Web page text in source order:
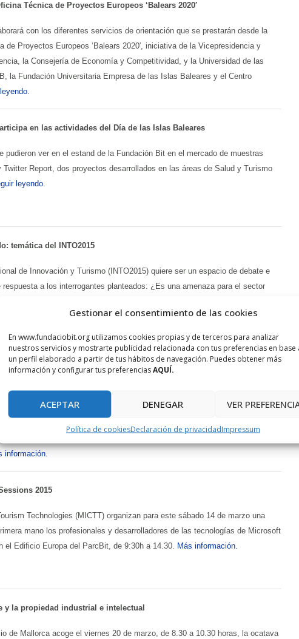
Gestionar el consentimiento de las cookies
En www.fundaciobit.org utilizamos cookies propias y de terceros para analizar
nuestros servicios y mostrarte publicidad relacionada con tus preferencias en base
un perfil elaborado a partir de tus hábitos de navegación. Puedes obtener más
información y configurar tus preferenciasAQUÍ.
ACEPTAR DENEGAR VER
Política de cookiesDeclaración de privacidadImpressum
Técnica de Proyectos Europeos ‘Balears 2020′
con los diferentes servicios de orientación que se prestarán desde la
de Proyectos Europeos ‘Balears 2020′, iniciativa de la Vicepresidencia y
la Consejería de Economía y Competitividad, y la Universidad de las
la Fundación Universitaria Empresa de las Islas Baleares y el Centro
en las actividades del Día de las Islas Baleares
pudieron ver en el estand de la Fundación Bit en el mercado de muestras
Twitter Report, dos proyectos desarrollados en las áreas de Salud y Turismo
leyendo.
temática del INTO2015
de Innovación y Turismo (INTO2015) quiere ser un espacio de debate e
respuesta a los interrogantes planteados: ¿Es una amenaza para el sector
oportunidades de negocio? ¿Qué posición tienen que tomar las
o ¿Qué cambios sociológicos tienen que motivar este tipo de turismo?
de sangre de la Fundación Banco de Sangre y Tejidos de las Islas
Pascal del ParcBit (frente el Edificio Europa) el Banco de Sangre y
información.
2015
Technologies (MICTT) organizan para este sábado 14 de marzo una
mano los profesionales y desarrolladores de las tecnologías de Microsoft
el Edificio Europa del ParcBit, de 9:30h a 14.30. Más información.
y la propiedad industrial e intelectual
de Mallorca acoge el viernes 20 de marzo, de 8.30 a 10.30 horas, la ocatava